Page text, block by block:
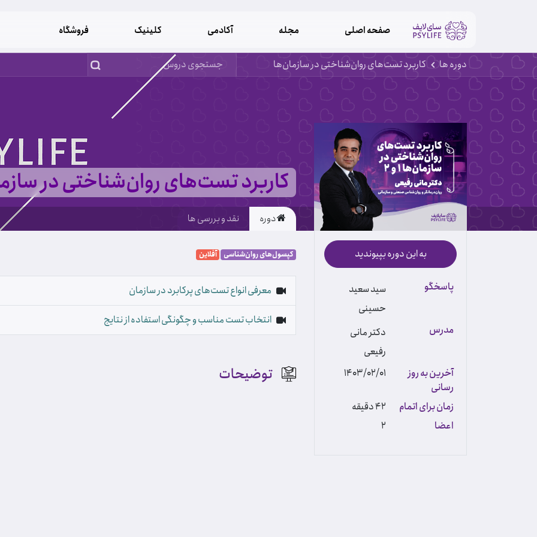
صفحه اصلی مجله آکادمی کلینیک فروشگاه
دوره ها کاربرد تست‌های روان‌شناختی در سازمان‌ها
کاربرد تست‌های روان‌شناختی در
به این دوره بپیوندید
پاسخگو
سید سعید
حسینی
مدرس
دکتر مانی
رفیعی
آخرین به روز
رسانی
1403/02/01
زمان برای اتمام
42 دقیقه
اعضا
2
دوره نقد و بررسی ها
کپسول‌های روان‌شناسی آفلاین
معرفی انواع تست‌های پرکابرد در سازمان
انتخاب تست مناسب و چگونگی استفاده از نتایج
توضیحات